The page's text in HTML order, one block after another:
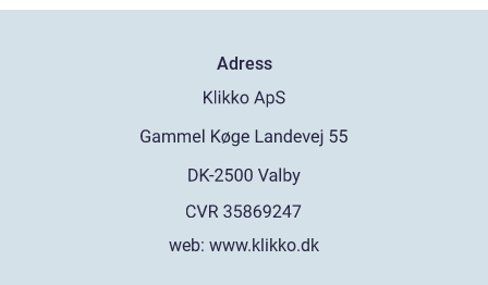
Adress
web: www.klikko.dk